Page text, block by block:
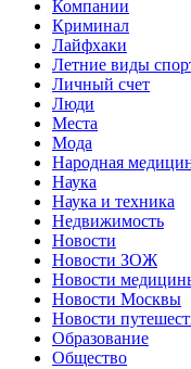
Компании
Криминал
Лайфхаки
Летние виды
Личный счет
Люди
Места
Мода
Народная
Наука
Наука и техника
Недвижимость
Новости
Новости ЗОЖ
Новости
Новости Москвы
Новости
Образование
Общество